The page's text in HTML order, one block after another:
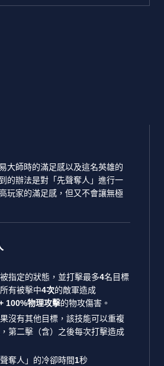
大師時的滿足感以及這名英雄的
的辦法是對「先聲奪人」進行一
玩家的滿足感，但又不會讓無極
指定的狀態，並打擊最多4名目標
有被擊中4次的敵軍造成
100%物理攻擊的物攻傷害。
果沒有其他目標，該技能可以重複
第二擊（含）之後每次打擊造成
奪人」的冷卻時間1秒